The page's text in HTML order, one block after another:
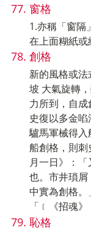
窗格
1.亦稱「窗隔
在上面糊紙或
創格
新的風格或法
坡 大氣旋轉
力所到，自
史復以多金
驢馬軍械得
船創格，則刺
月一日》：
也。市井瑣
中實為創格。
「﹝《招魂
恥格